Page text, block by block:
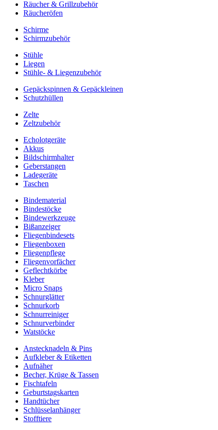
Räucher & Grillzubehör
Räucheröfen
Schirme
Schirmzubehör
Stühle
Liegen
Stühle- & Liegenzubehör
Gepäckspinnen & Gepäckleinen
Schutzhüllen
Zelte
Zeltzubehör
Echolotgeräte
Akkus
Bildschirmhalter
Geberstangen
Ladegeräte
Taschen
Bindematerial
Bindestöcke
Bindewerkzeuge
Bißanzeiger
Fliegenbindesets
Fliegenboxen
Fliegenpflege
Fliegenvorfächer
Geflechtkörbe
Kleber
Micro Snaps
Schnurglätter
Schnurkorb
Schnurreiniger
Schnurverbinder
Watstöcke
Anstecknadeln & Pins
Aufkleber & Etiketten
Aufnäher
Becher, Krüge & Tassen
Fischtafeln
Geburtstagskarten
Handtücher
Schlüsselanhänger
Stofftiere